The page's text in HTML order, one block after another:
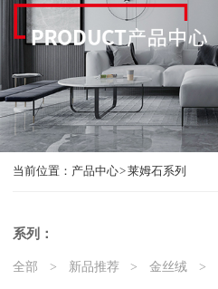
当前位置： 产品中心 莱姆石系列
系列：
全部 新品推荐 金丝绒